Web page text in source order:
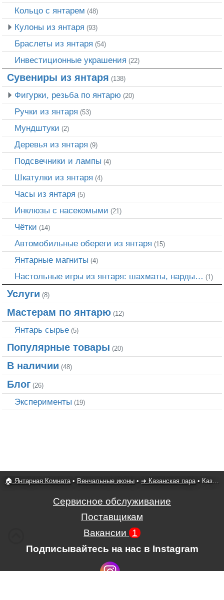
Кольцо с янтарем (48)
Кулоны из янтаря (93)
Браслеты из янтаря (54)
Инвестиционные украшения (22)
Сувениры из янтаря (138)
Фигурки, резьба по янтарю (20)
Ручки из янтаря (53)
Мундштуки (2)
Деревья из янтаря (9)
Подсвечники и лампы (4)
Шкатулки из янтаря (4)
Часы из янтаря (5)
Инклюзы с насекомыми (21)
Чётки (14)
Автомобильные обереги из янтаря (15)
Янтарные магниты (4)
Настольные игры из янтаря: шахматы, нарды… (1)
Услуги (8)
Мастерам по янтарю (12)
Янтарь сырье (5)
Популярные товары (20)
В наличии (48)
Блог (26)
Эксперименты (19)
🏠 Янтарная Комната• Венчальные иконы • ➜ Казанская пара• Казанская пара 12
Сервисное обслуживание
Поставщикам
Вакансии 1
Подписывайтесь на нас в Instagram